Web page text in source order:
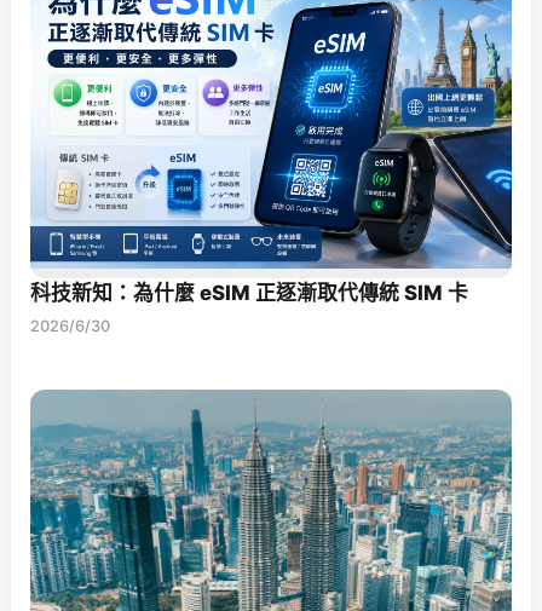
科技新知：為什麼 eSIM 正逐漸取代傳統 SIM 卡
2026/6/30